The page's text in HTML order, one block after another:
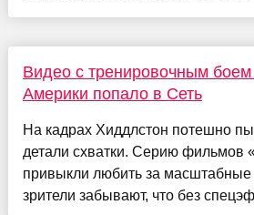
Видео с тренировочным
Америки попало в Сеть
На кадрах Хиддлстон потешно
детали схватки. Серию фильмов
привыкли любить за масштабные
зрители забывают, что без